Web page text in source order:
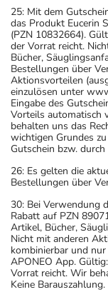
25: Mit dem
das Produkt Eucerin
(PZN 10832664).
der Vorrat reicht.
Bücher,
Bestellungen über
Aktionsvorteilen
einzulösen unter
Eingabe des
Vorteils automatisch
behalten uns das
wichtigen Grundes
Gutschein bzw.
26: Es gelten die
Bestellungen über
30: Bei Verwendung
Rabatt auf PZN
Artikel, Bücher,
Nicht mit anderen
kombinierbar und
APONEO App.
Vorrat reicht. Wir
Keine Barauszahlung.